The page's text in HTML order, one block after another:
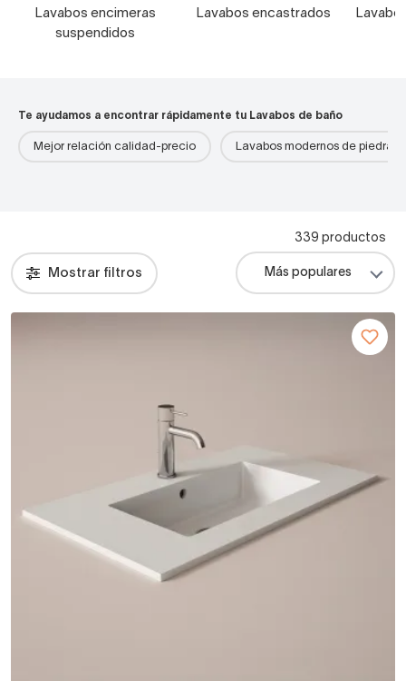
Lavabos encimeras
suspendidos
Lavabos encastrados
Te ayudamos a encontrar rápidamente tu Lavabos de baño
Mejor relación calidad-precio Lavabos modernos de piedra
Mostrar filtros
339 productos